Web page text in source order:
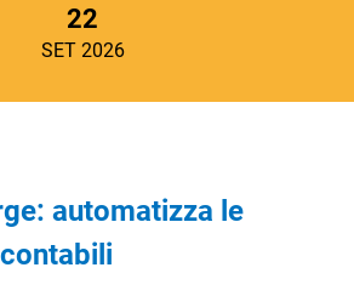
22
SET 2026
automatizza le